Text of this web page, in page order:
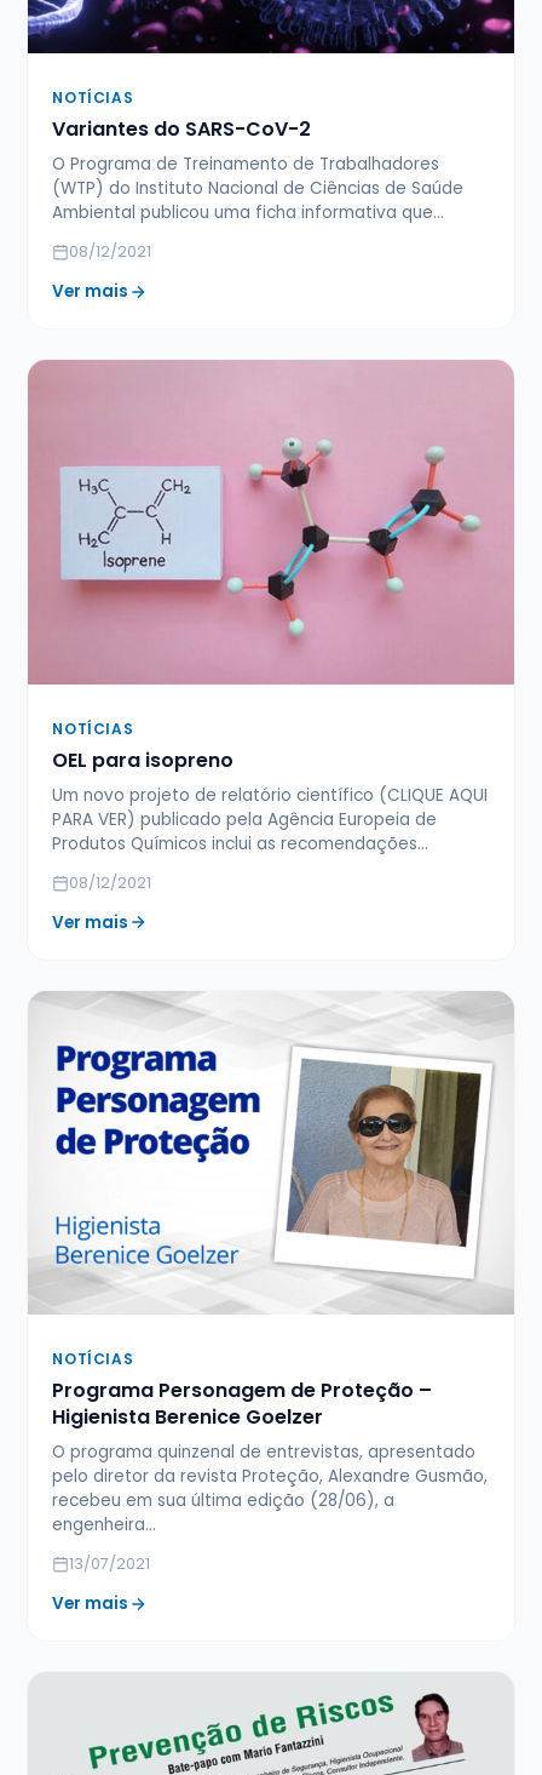
NOTÍCIAS
Variantes do SARS-CoV-2
O Programa de Treinamento de Trabalhadores
(WTP) do Instituto Nacional de Ciências de Saúde
Ambiental publicou uma ficha informativa que…
08/12/2021
Ver mais
NOTÍCIAS
OEL para isopreno
Um novo projeto de relatório científico (CLIQUE AQUI
PARA VER) publicado pela Agência Europeia de
Produtos Químicos inclui as recomendações…
08/12/2021
Ver mais
NOTÍCIAS
Programa Personagem de Proteção –
Higienista Berenice Goelzer
O programa quinzenal de entrevistas, apresentado
pelo diretor da revista Proteção, Alexandre Gusmão,
recebeu em sua última edição (28/06), a
engenheira…
13/07/2021
Ver mais